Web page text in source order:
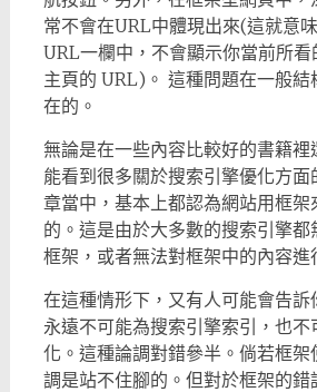
常不會在URL中體現出來(這就意
URL一欄中，不會顯示你當前所
主頁的 URL)。 這種問題在一般結
在的。
無論是在一些內容比較好的書籍
能看到很多關於搜索引擎優化方
章當中，基本上都認為網站用框架
的。這是由於大多數的搜索引擎都
框架，或者無法對框架中的內容進
在這種情形下，又有人可能會告
永遠不可能為搜索引擎索引，也
化。這種論調對錯參半。倘若框
調是站不住腳的。但對於框架的